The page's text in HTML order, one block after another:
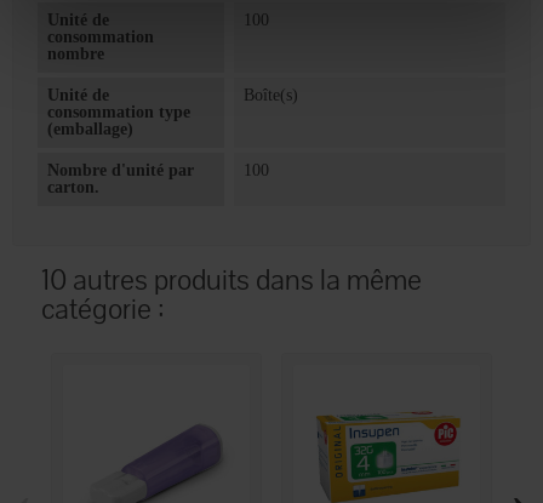
Unité de
consommation
nombre
100
Unité de
consommation type
(emballage)
Boîte(s)
Nombre d'unité par
carton.
100
10 autres produits dans la même
catégorie :